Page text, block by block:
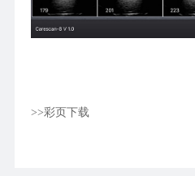
>>彩页下载